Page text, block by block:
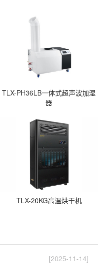
TLX-PH36LB一体式超声波加湿
器
TLX-20KG高温烘干机
[2025-11-14]